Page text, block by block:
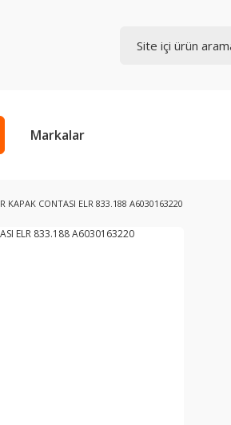
Markalar
KAPAK CONTASI ELR 833.188 A6030163220